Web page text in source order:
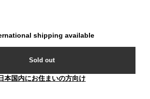
shipping available
Sold out
本国内にお住まいの方向け